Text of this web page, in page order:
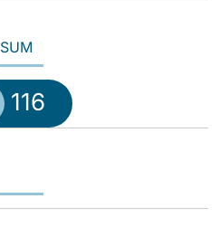
SUM
116